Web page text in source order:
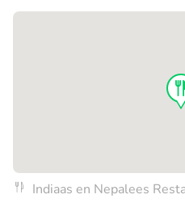
Indiaas en Nepalees